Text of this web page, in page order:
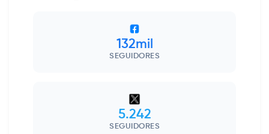
132mil
SEGUIDORES
5.242
SEGUIDORES